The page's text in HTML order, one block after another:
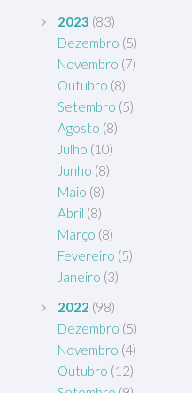
2023 (83)
Dezembro (5)
Novembro (7)
Outubro (8)
Setembro (5)
Agosto (8)
Julho (10)
Junho (8)
Maio (8)
Abril (8)
Março (8)
Fevereiro (5)
Janeiro (3)
2022 (98)
Dezembro (5)
Novembro (4)
Outubro (12)